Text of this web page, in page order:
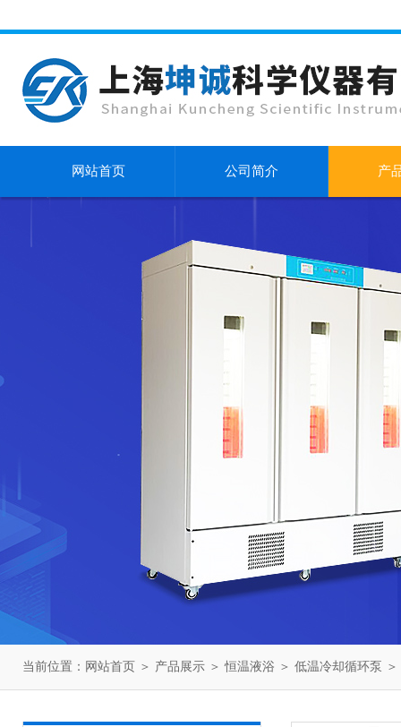
网站首页 公司简介 产
当前位置： 网站首页 ＞ 产品展示 ＞恒温液浴 ＞ 低温冷却循环泵